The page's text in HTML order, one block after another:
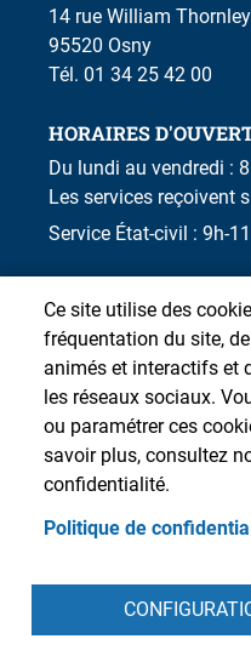
14 rue William Thornley
95520 Osny
Tél. 01 34 25 42 00
HORAIRES
Du lundi au vendredi :
Les services reçoivent
Service État-civil : 9h-
Ce site utilise des
fréquentation du site,
animés et interactifs et
les réseaux sociaux.
ou paramétrer ces
savoir plus, consultez
confidentialité.
Politique de
Pied de pagePlan du site